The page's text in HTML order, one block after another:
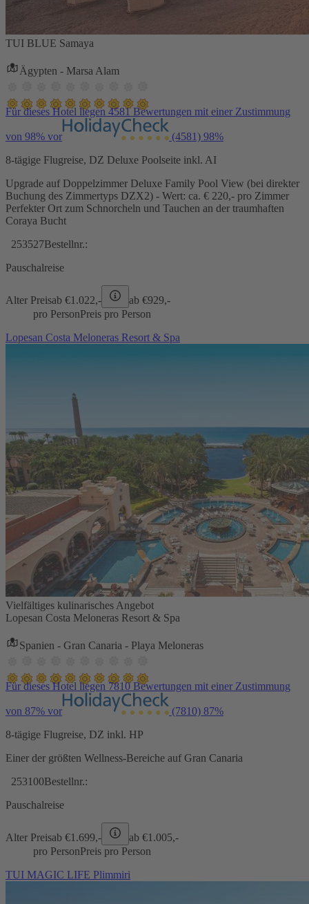
TUI BLUE Samaya
Ägypten - Marsa Alam
Für dieses Hotel liegen 4581 Bewertungen mit einer Zustimmung
von 98% vor (4581) 98%
8-tägige Flugreise, DZ Deluxe Poolseite inkl. AI
Upgrade auf Doppelzimmer Deluxe Family Pool View (bei direkter
Buchung des Zimmertyps DZX2) - Wert: ca. € 220,- pro Zimmer
Perfekter Ort zum Schnorcheln und Tauchen an der traumhaften
Coraya Bucht
253527Bestellnr.:
Pauschalreise
Alter Preisab €1.022,- ab €929,-
pro PersonPreis pro Person
Lopesan Costa Meloneras Resort & Spa
Vielfältiges kulinarisches Angebot
Lopesan Costa Meloneras Resort & Spa
Spanien - Gran Canaria - Playa Meloneras
Für dieses Hotel liegen 7810 Bewertungen mit einer Zustimmung
von 87% vor (7810) 87%
8-tägige Flugreise, DZ inkl. HP
Einer der größten Wellness-Bereiche auf Gran Canaria
253100Bestellnr.:
Pauschalreise
Alter Preisab €1.699,- ab €1.005,-
pro PersonPreis pro Person
TUI MAGIC LIFE Plimmiri